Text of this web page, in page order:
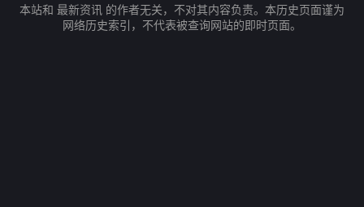
本站和 最新资讯 的作者无关，不对其内容负责。本历史页面谨为
网络历史索引，不代表被查询网站的即时页面。